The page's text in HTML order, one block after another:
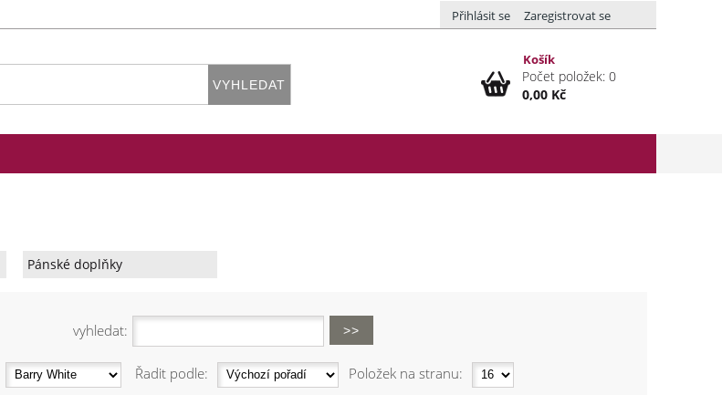
Košík
Přihlásit se Zaregistrovat se
Počet položek: 0
0,00 Kč
Pánské doplňky
vyhledat:
Řadit podle: Položek na stranu: